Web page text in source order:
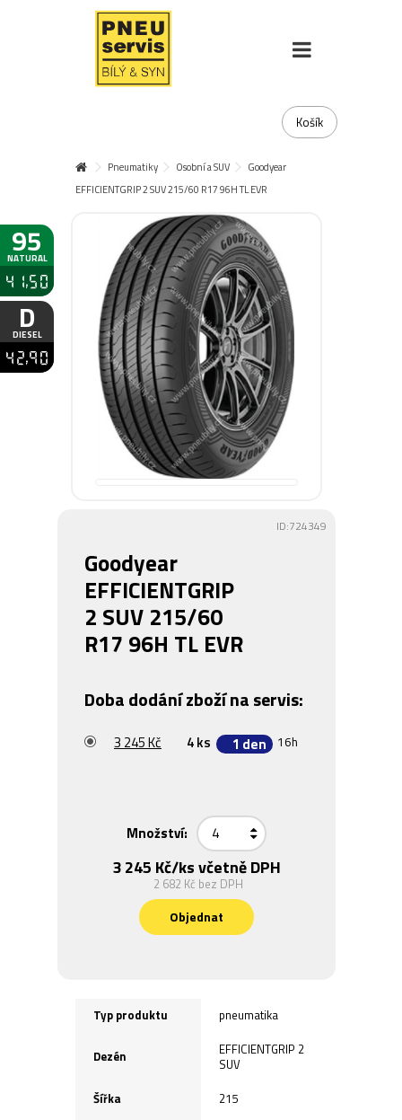
95
NATURAL
41,50
D
DIESEL
42,90
Košík
Pneumatiky Osobní a SUV
Goodyear
EFFICIENTGRIP 2 SUV 215/60 R17 96H TL EVR
ID:724349
Goodyear
EFFICIENTGRIP
2 SUV 215/60
R17 96H TL EVR
Doba dodání zboží na servis:
3 245 Kč 4 ks 1 den 16h
Množství:
3 245 Kč/ks včetně DPH
2 682 Kč bez DPH
Objednat
Typ produktu pneumatika
Dezén
EFFICIENTGRIP 2
SUV
Šířka
215